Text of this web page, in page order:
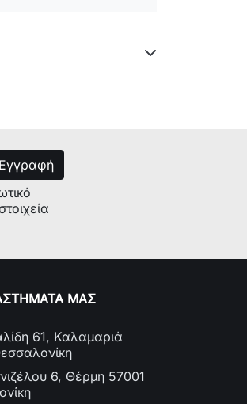
N) : 080319650900
: AL88XEU industrial
: LBE88ALL/HA
: AVSL85EU industrial
: AL68XIT industrial
ΜΑΣ
61, Καλαμαριά
6, Θέρμη 57001